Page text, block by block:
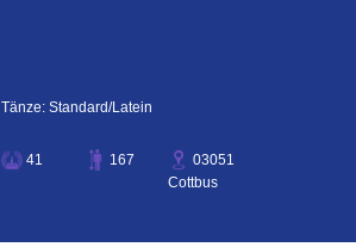
Tänze: Standard/Latein
41 167
03051
Cottbus